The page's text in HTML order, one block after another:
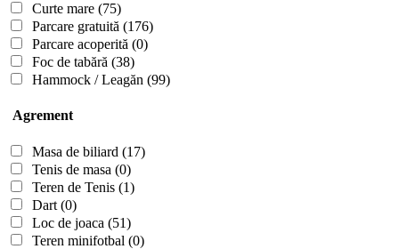
Curte mare (75)
Parcare gratuită (176)
Parcare acoperită (0)
Foc de tabără (38)
Hammock / Leagăn (99)
Agrement
Masa de biliard (17)
Tenis de masa (0)
Teren de Tenis (1)
Dart (0)
Loc de joaca (51)
Teren minifotbal (0)